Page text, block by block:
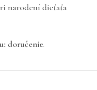
narodení dieťaťa
doručenie.